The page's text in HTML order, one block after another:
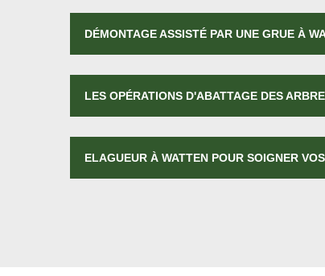
DÉMONTAGE ASSISTÉ PAR UNE GRUE À
LES OPÉRATIONS D'ABATTAGE DES
ELAGUEUR À WATTEN POUR SOIGNER